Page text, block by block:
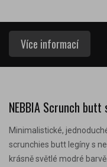
Více informací
NEBBIA Scrunch
Minimalistické,
scrunchies butt legíny s
krásně světlé modré barvě.